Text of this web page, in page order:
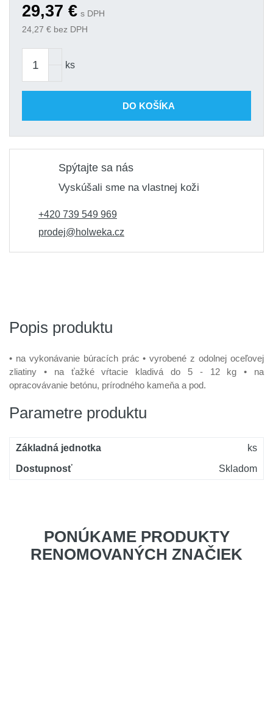
29,37 € s DPH
24,27 € bez DPH
ks
DO KOŠÍKA
Spýtajte sa nás
Vyskúšali sme na vlastnej koži
+420 739 549 969
prodej@holweka.cz
Popis produktu
• na vykonávanie búracích prác • vyrobené z odolnej oceľovej
zliatiny • na ťažké vŕtacie kladivá do 5 - 12 kg • na
opracovávanie betónu, prírodného kameňa a pod.
Parametre produktu
Základná jednotka
ks
Dostupnosť
Skladom
PONÚKAME PRODUKTY
RENOMOVANÝCH ZNAČIEK